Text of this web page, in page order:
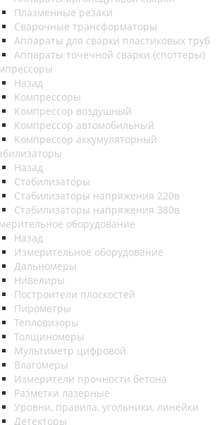
Плазменные резаки
Сварочные трансформаторы
Аппараты для сварки пластиковых труб
Аппараты точечной сварки (споттеры)
Назад
Компрессоры
Компрессор воздушный
Компрессор автомобильный
Компрессор аккумуляторный
Назад
Стабилизаторы
Стабилизаторы напряжения 220в
Стабилизаторы напряжения 380в
оборудование
Назад
Измерительное оборудование
Дальномеры
Нивелиры
Построители плоскостей
Пирометры
Тепловизоры
Толщиномеры
Мультиметр цифровой
Влагомеры
Измерители прочности бетона
Разметки лазерные
Уровни, правила, угольники, линейки
Детекторы